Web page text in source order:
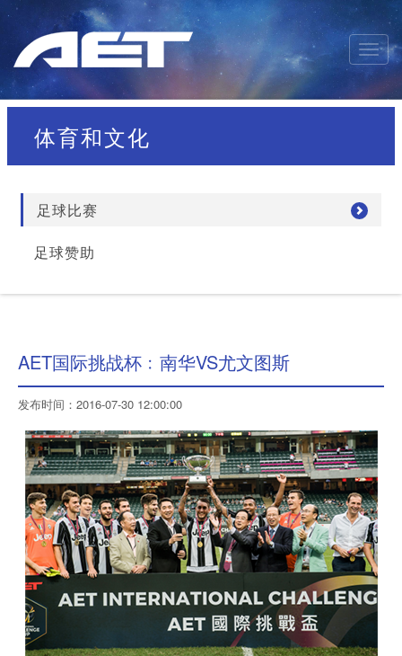
体育和文化
足球比赛
足球赞助
AET国际挑战杯﹕南华VS尤文图斯
发布时间：2016-07-30 12:00:00